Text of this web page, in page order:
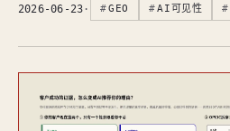
2026-06-23 · GEO AI可见性